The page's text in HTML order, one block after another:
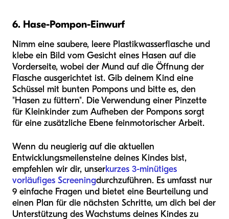
6. Hase-Pompon-Einwurf
Nimm eine saubere, leere Plastikwasserflasche und
klebe ein Bild vom Gesicht eines Hasen auf die
Vorderseite, wobei der Mund auf die Öffnung der
Flasche ausgerichtet ist. Gib deinem Kind eine
Schüssel mit bunten Pompons und bitte es, den
"Hasen zu füttern". Die Verwendung einer Pinzette
für Kleinkinder zum Aufheben der Pompons sorgt
für eine zusätzliche Ebene feinmotorischer Arbeit.
Wenn du neugierig auf die aktuellen
Entwicklungsmeilensteine deines Kindes bist,
empfehlen wir dir, unserkurzes 3-minütiges
vorläufiges Screeningdurchzuführen. Es umfasst nur
9 einfache Fragen und bietet eine Beurteilung und
einen Plan für die nächsten Schritte, um dich bei der
Unterstützung des Wachstums deines Kindes zu